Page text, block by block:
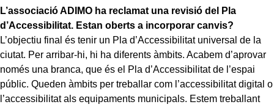
L’associació ADIMO ha reclamat una revisió del Pla
d’Accessibilitat. Estan oberts a incorporar canvis?
L’objectiu final és tenir un Pla d’Accessibilitat universal de la
ciutat. Per arribar-hi, hi ha diferents àmbits. Acabem d’aprovar
només una branca, que és el Pla d’Accessibilitat de l’espai
públic. Queden àmbits per treballar com l’accessibilitat digital o
l’accessibilitat als equipaments municipals. Estem treballant